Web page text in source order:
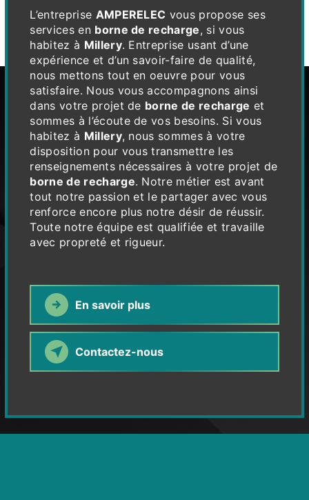
L’entreprise AMPERELEC vous propose ses
services en borne de recharge, si vous
habitez à Millery. Entreprise usant d’une
expérience et d’un savoir-faire de qualité,
nous mettons tout en oeuvre pour vous
satisfaire. Nous vous accompagnons ainsi
dans votre projet de borne de recharge et
sommes à l’écoute de vos besoins. Si vous
habitez à Millery, nous sommes à votre
disposition pour vous transmettre les
renseignements nécessaires à votre projet de
borne de recharge. Notre métier est avant
tout notre passion et le partager avec vous
renforce encore plus notre désir de réussir.
Toute notre équipe est qualifiée et travaille
avec propreté et rigueur.
En savoir plus
Contactez-nous